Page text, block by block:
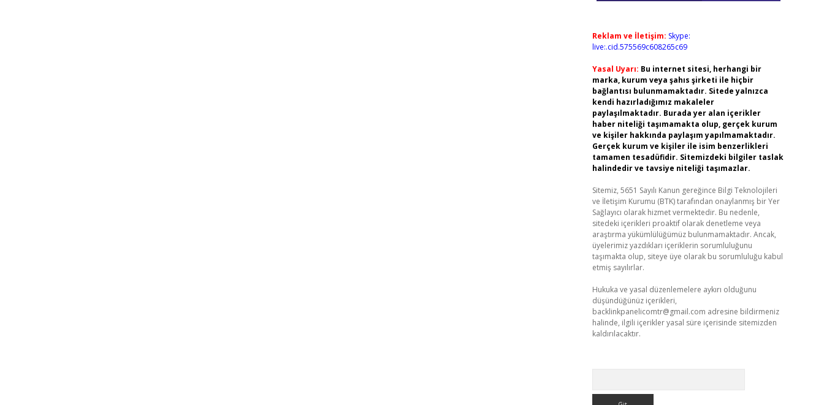
Reklam ve İletişim: Skype:
live:.cid.575569c608265c69
Yasal Uyarı: Bu internet sitesi, herhangi bir
marka, kurum veya şahıs şirketi ile hiçbir
bağlantısı bulunmamaktadır. Sitede yalnızca
kendi hazırladığımız makaleler
paylaşılmaktadır. Burada yer alan içerikler
haber niteliği taşımamakta olup, gerçek kurum
ve kişiler hakkında paylaşım yapılmamaktadır.
Gerçek kurum ve kişiler ile isim benzerlikleri
tamamen tesadüfidir. Sitemizdeki bilgiler taslak
halindedir ve tavsiye niteliği taşımazlar.
Sitemiz, 5651 Sayılı Kanun gereğince Bilgi Teknolojileri
ve İletişim Kurumu (BTK) tarafından onaylanmış bir Yer
Sağlayıcı olarak hizmet vermektedir. Bu nedenle,
sitedeki içerikleri proaktif olarak denetleme veya
araştırma yükümlülüğümüz bulunmamaktadır. Ancak,
üyelerimiz yazdıkları içeriklerin sorumluluğunu
taşımakta olup, siteye üye olarak bu sorumluluğu kabul
etmiş sayılırlar.
Hukuka ve yasal düzenlemelere aykırı olduğunu
düşündüğünüz içerikleri,
backlinkpanelicomtr@gmail.com adresine bildirmeniz
halinde, ilgili içerikler yasal süre içerisinde sitemizden
kaldırılacaktır.